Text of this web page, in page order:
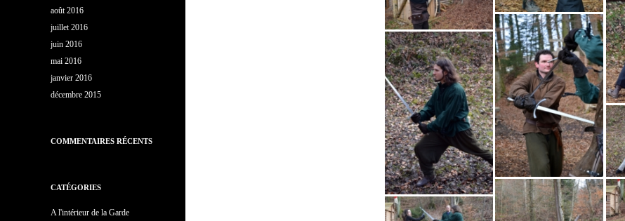
août 2016
juillet 2016
juin 2016
mai 2016
janvier 2016
décembre 2015
COMMENTAIRES RÉCENTS
CATÉGORIES
A l'intérieur de la Garde